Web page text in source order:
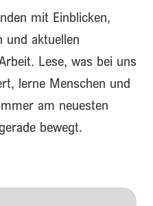
mit Einblicken,
und aktuellen
Lese, was bei uns
lerne Menschen und
am neuesten
bewegt.